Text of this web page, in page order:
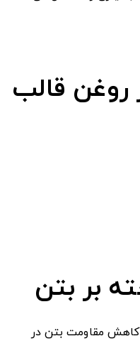
روغن قالب
بر بتن
مقاومت بتن در